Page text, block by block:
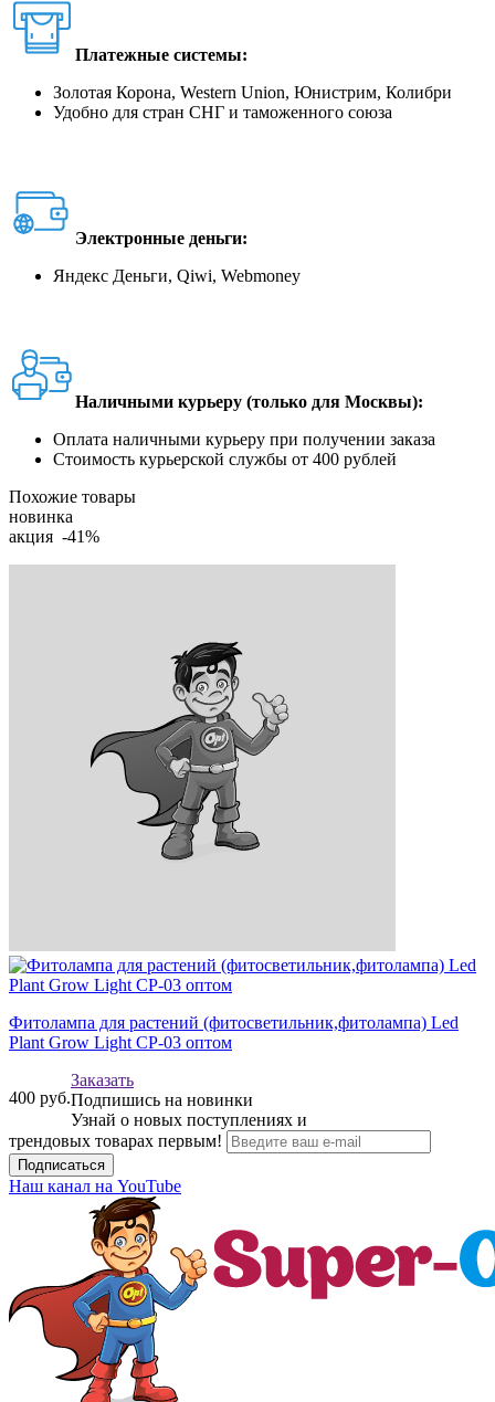
Платежные системы:
Золотая Корона, Western Union, Юнистрим, Колибри
Удобно для стран СНГ и таможенного союза
Электронные деньги:
Яндекс Деньги, Qiwi, Webmoney
Наличными курьеру (только для Москвы):
Оплата наличными курьеру при получении заказа
Стоимость курьерской службы от 400 рублей
Похожие товары
новинка
акция -41%
Фитолампа для растений (фитосветильник,фитолампа) Led
Plant Grow Light CP-03 оптом
400 руб.
Заказать
Подпишись на новинки
Узнай о новых поступлениях и
трендовых товарах первым!
Подписаться
Наш канал на YouTube